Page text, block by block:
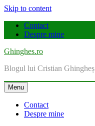
Skip to content
Contact
Despre mine
Ghinghes.ro
Blogul lui Cristian Ghingheș
Menu
Contact
Despre mine